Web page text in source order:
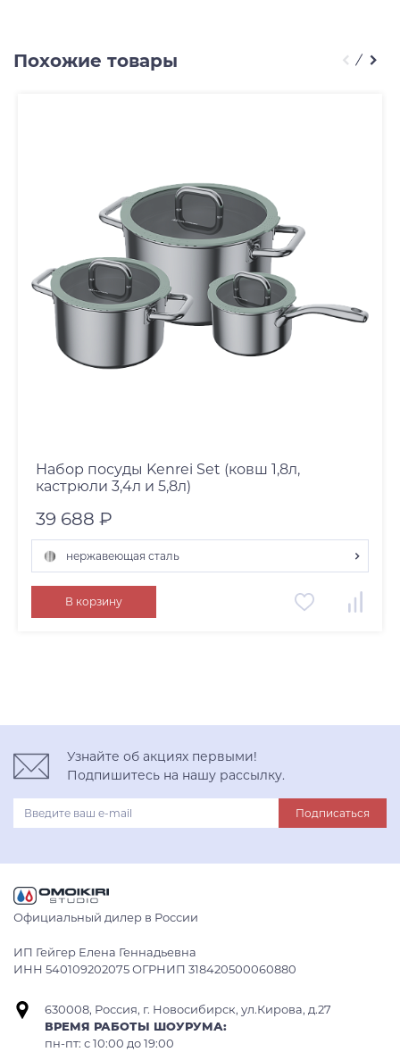
Похожие товары
Набор посуды Kenrei Set (ковш 1,8л,
кастрюли 3,4л и 5,8л)
39 688 ₽
нержавеющая сталь
нержавеющая сталь
В корзину
Узнайте об акциях первыми!
Подпишитесь на нашу рассылку.
Подписаться
Официальный дилер в России
ИП Гейгер Елена Геннадьевна
ИНН 540109202075 ОГРНИП 318420500060880
630008, Россия, г. Новосибирск, ул.Кирова, д.27
ВРЕМЯ РАБОТЫ ШОУРУМА:
пн-пт: с 10:00 до 19:00